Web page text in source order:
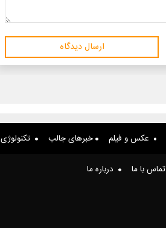
ارسال دیدگاه
عکس و فیلم خبرهای جالب تکنولوژی
تماس با ما درباره ما